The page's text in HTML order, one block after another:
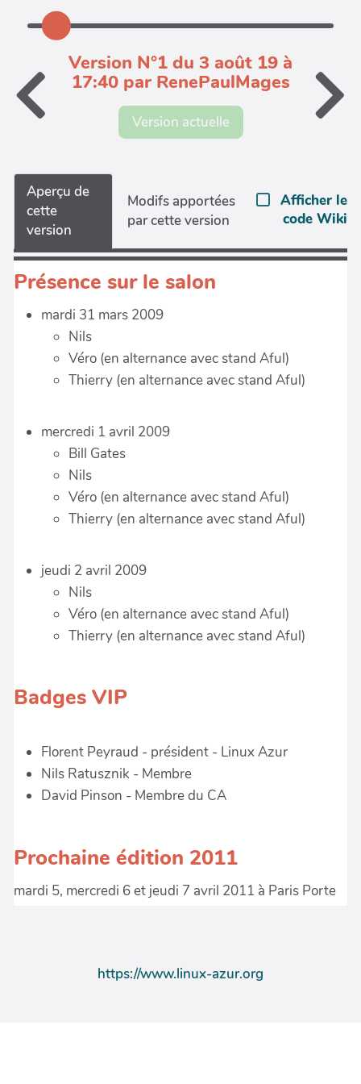
Version N°1 du 3 août 19 à
17:40 par RenePaulMages
Version actuelle
Aperçu de
cette
version
Modifs apportées
par cette version
Afficher le
code Wiki
https://www.linux-azur.org